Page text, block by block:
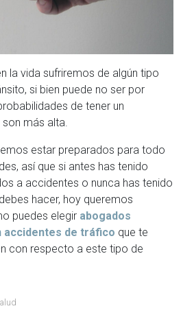
la vida sufriremos de algún tipo
si bien puede no ser por
de tener un
más alta.
estar preparados para todo
así que si antes has tenido
a accidentes o nunca has tenido
hacer, hoy queremos
puedes elegir abogados
accidentes de tráfico que te
con respecto a este tipo de